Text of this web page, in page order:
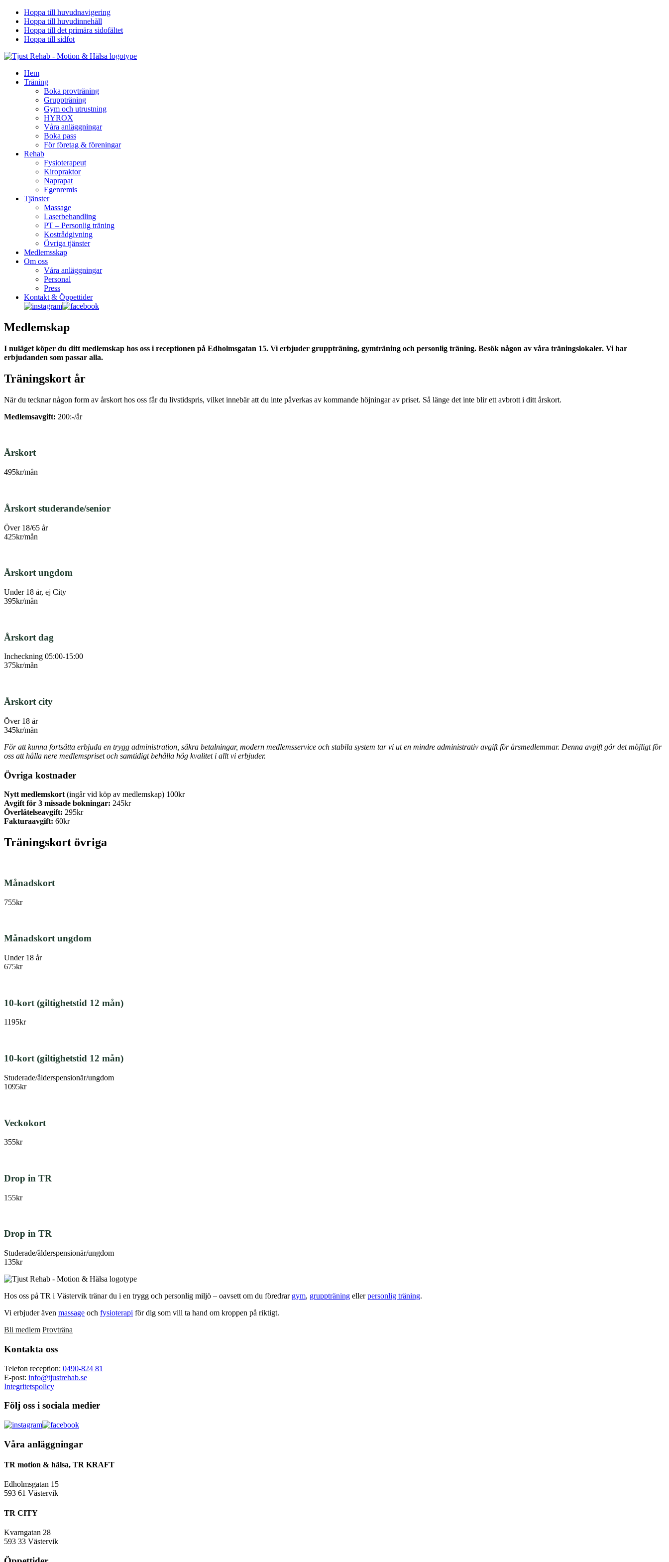
Hoppa till huvudnavigering
Hoppa till huvudinnehåll
Hoppa till det primära sidofältet
Hoppa till sidfot
Hem
Träning
Boka provträning
Gruppträning
Gym och utrustning
HYROX
Våra anläggningar
Boka pass
För företag & föreningar
Rehab
Fysioterapeut
Kiropraktor
Naprapat
Egenremis
Tjänster
Massage
Laserbehandling
PT – Personlig träning
Kostrådgivning
Övriga tjänster
Medlemsskap
Om oss
Våra anläggningar
Personal
Press
Kontakt & Öppettider
Medlemskap
I nuläget köper du ditt medlemskap hos oss i receptionen på Edholmsgatan 15. Vi erbjuder gruppträning, gymträning och personlig träning. Besök någon av våra träningslokaler. Vi har
erbjudanden som passar alla.
Träningskort år
När du tecknar någon form av årskort hos oss får du livstidspris, vilket innebär att du inte påverkas av kommande höjningar av priset. Så länge det inte blir ett avbrott i ditt årskort.
Medlemsavgift: 200:-/år
Årskort
495kr/mån
Årskort studerande/senior
Över 18/65 år
425kr/mån
Årskort ungdom
Under 18 år, ej City
395kr/mån
Årskort dag
Incheckning 05:00-15:00
375kr/mån
Årskort city
Över 18 år
345kr/mån
För att kunna fortsätta erbjuda en trygg administration, säkra betalningar, modern medlemsservice och stabila system tar vi ut en mindre administrativ avgift för årsmedlemmar. Denna avgift gör det möjligt för
oss att hålla nere medlemspriset och samtidigt behålla hög kvalitet i allt vi erbjuder.
Övriga kostnader
Nytt medlemskort (ingår vid köp av medlemskap) 100kr
Avgift för 3 missade bokningar: 245kr
Överlåtelseavgift: 295kr
Fakturaavgift: 60kr
Träningskort övriga
Månadskort
755kr
Månadskort ungdom
Under 18 år
675kr
10-kort (giltighetstid 12 mån)
1195kr
10-kort (giltighetstid 12 mån)
Studerade/ålderspensionär/ungdom
1095kr
Veckokort
355kr
Drop in TR
155kr
Drop in TR
Studerade/ålderspensionär/ungdom
135kr
Primärt
sidofält
Hos oss på TR i Västervik tränar du i en trygg och personlig miljö – oavsett om du föredrar gym, gruppträning ellerpersonlig träning.
Vi erbjuder även massage och fysioterapi för dig som vill ta hand om kroppen på riktigt.
Bli medlem Provträna
Footer
Kontakta oss
Telefon reception: 0490-824 81
E-post: info@tjustrehab.se
Integritetspolicy
Följ oss i sociala medier
Våra anläggningar
TR motion & hälsa, TR KRAFT
Edholmsgatan 15
593 61 Västervik
TR CITY
Kvarngatan 28
593 33 Västervik